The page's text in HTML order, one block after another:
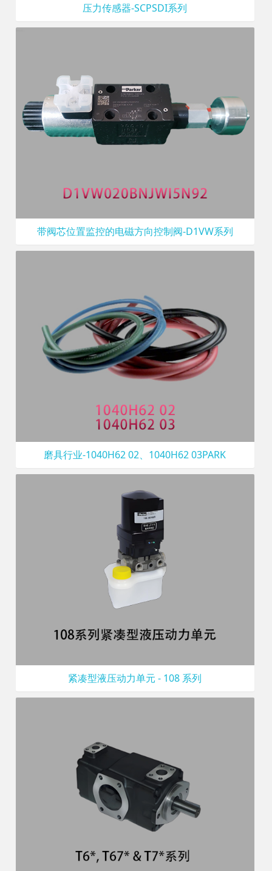
压力传感器-SCPSDI系列
带阀芯位置监控的电磁方向控制阀-D1VW系列
磨具行业-1040H62 02、1040H62 03PARK
紧凑型液压动力单元 - 108 系列